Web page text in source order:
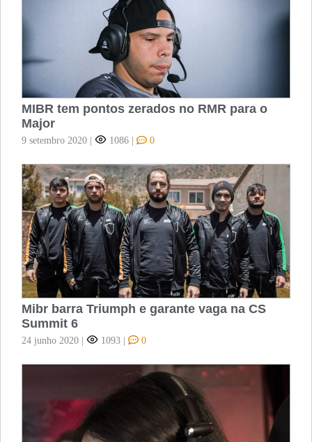
MIBR tem pontos zerados no RMR para o
Major
9 setembro 2020 | 1086 | 0
Mibr barra Triumph e garante vaga na CS
Summit 6
24 junho 2020 | 1093 | 0